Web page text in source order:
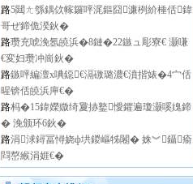
路5閮ㄤ綔鍝佽幏鑼呯浘鏂囧濂栵紒棰佸鍏
哥ぜ鍗佹湀鈥�
路瓒充唬浼氬皢浜�8鏈�22鏃ュ彫寮€ 灏嗛
€変妇瓒冲崗鈥�
路鏃呯編澶х唺鐚€滆礉璐濃€濆揩婊�4宀佸
暒锛佸皢浜庘€�
路杩�15鍏嬫媺绮夐捇鐜懓鑺遍瓊灏嗘媿鍗
� 浼颁环6鈥�
路涓浗鐞冨憳娆ф垬鍐嶇牬闂� 姝︾鑷瘉
閰嶅緱涓娾€�